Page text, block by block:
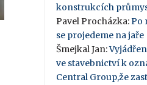
konstrukcích
Pavel Procházka:Po
se projedeme na jaře
Šmejkal Jan:
ve stavebnictví k
Central Group,že